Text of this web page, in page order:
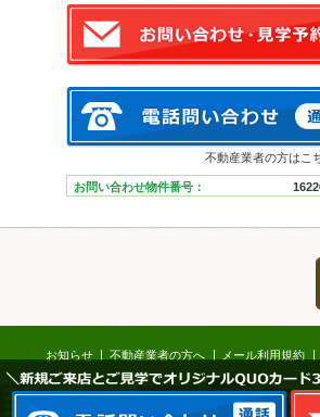
不動産業者の方はこ
お問い合わせ物件番号：
＼新規ご来店とご見学でオリジナルQUOカード
お知らせ 不動産業者の方へ メール利用規約